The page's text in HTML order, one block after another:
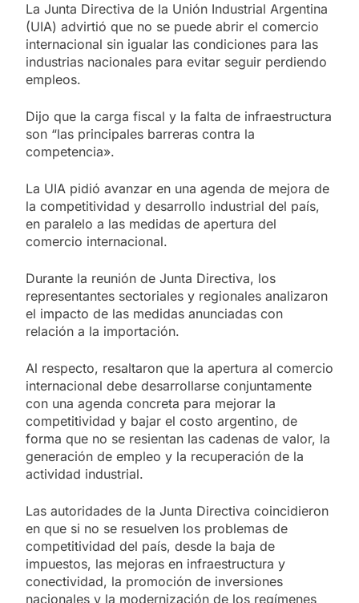
La Junta Directiva de la Unión Industrial Argentina
(UIA) advirtió que no se puede abrir el comercio
internacional sin igualar las condiciones para las
industrias nacionales para evitar seguir perdiendo
empleos.
Dijo que la carga fiscal y la falta de infraestructura
son “las principales barreras contra la
competencia».
La UIA pidió avanzar en una agenda de mejora de
la competitividad y desarrollo industrial del país,
en paralelo a las medidas de apertura del
comercio internacional.
Durante la reunión de Junta Directiva, los
representantes sectoriales y regionales analizaron
el impacto de las medidas anunciadas con
relación a la importación.
Al respecto, resaltaron que la apertura al comercio
internacional debe desarrollarse conjuntamente
con una agenda concreta para mejorar la
competitividad y bajar el costo argentino, de
forma que no se resientan las cadenas de valor, la
generación de empleo y la recuperación de la
actividad industrial.
Las autoridades de la Junta Directiva coincidieron
en que si no se resuelven los problemas de
competitividad del país, desde la baja de
impuestos, las mejoras en infraestructura y
conectividad, la promoción de inversiones
nacionales y la modernización de los regímenes